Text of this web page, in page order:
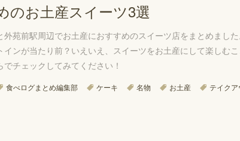
のお土産スイーツ3選
苑前駅周辺でお土産におすすめのスイーツ店をまとめまし
ンが当たり前？いえいえ、スイーツをお土産にして楽しむ
チェックしてみてください！
食べログまとめ編集部 ケーキ 名物 お土産
テイクア